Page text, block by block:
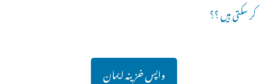
کر سکتی ہیں ؟؟
واپس خزینہ ایمان